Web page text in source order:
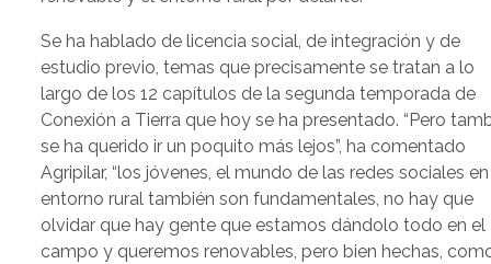
Se ha hablado de licencia social, de integración y de
estudio previo, temas que precisamente se tratan a lo
largo de los 12 capítulos de la segunda temporada de
Conexión a Tierra que hoy se ha presentado. “Pero
se ha querido ir un poquito más lejos”, ha comentado
Agripilar, “los jóvenes, el mundo de las redes sociales
entorno rural también son fundamentales, no hay que
olvidar que hay gente que estamos dándolo todo en el
campo y queremos renovables, pero bien hechas,